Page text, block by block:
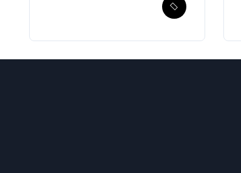
terror de Estado